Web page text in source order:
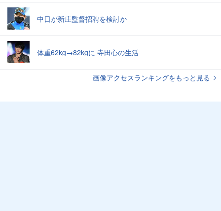
中日が新庄監督招聘を検討か
体重62kg→82kgに 寺田心の生活
画像アクセスランキングをもっと見る